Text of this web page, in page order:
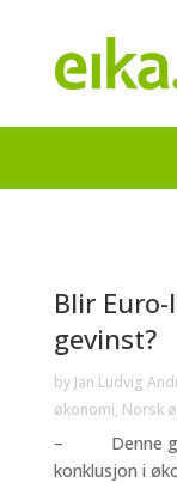
Blir
gevinst?
by Jan Ludvig
økonomi, Norsk
– Denne
konklusjon i